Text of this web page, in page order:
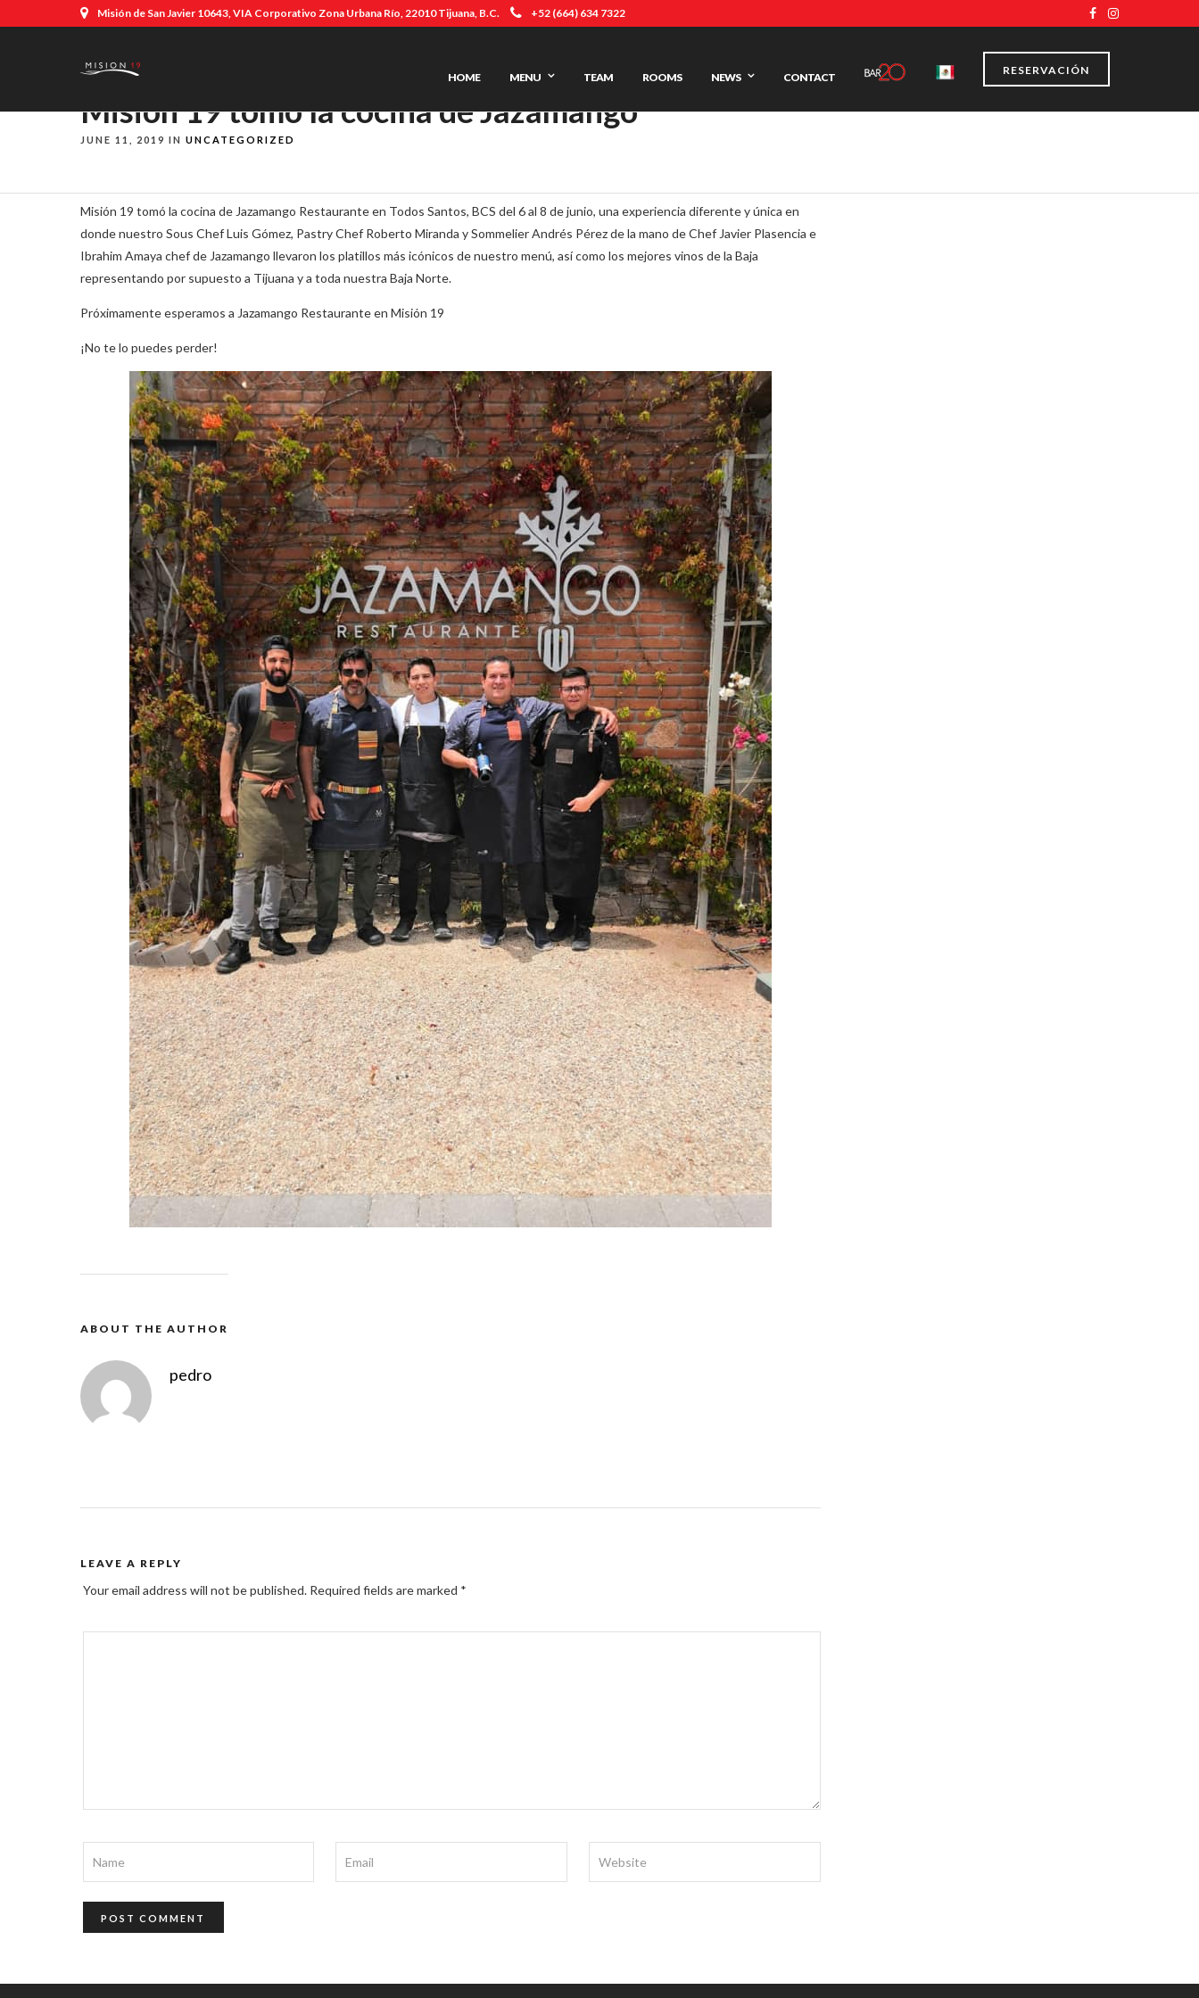
Misión de San Javier 10643, VIA Corporativo Zona Urbana Río, 22010 Tijuana, B.C. +52 (664) 634 7322
RESERVACIÓN
HOME MENU TEAM ROOMS NEWS CONTACT
Mision 19 tomó la cocina de Jazamango
JUNE 11, 2019 IN UNCATEGORIZED
Misión 19 tomó la cocina de Jazamango Restaurante en Todos Santos, BCS del 6 al 8 de junio, una experiencia diferente y única en
donde nuestro Sous Chef Luis Gómez, Pastry Chef Roberto Miranda y Sommelier Andrés Pérez de la mano de Chef Javier Plasencia e
Ibrahim Amaya chef de Jazamango llevaron los platillos más icónicos de nuestro menú, así como los mejores vinos de la Baja
representando por supuesto a Tijuana y a toda nuestra Baja Norte.
Próximamente esperamos a Jazamango Restaurante en Misión 19
¡No te lo puedes perder!
ABOUT THE AUTHOR
pedro
LEAVE A REPLY
Your email address will not be published. Required fields are marked *